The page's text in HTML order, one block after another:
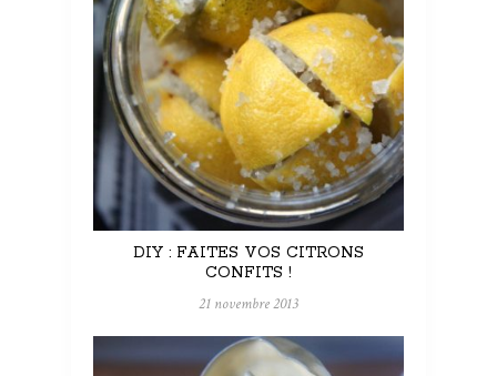
DIY : FAITES VOS CITRONS
CONFITS !
21 novembre 2013